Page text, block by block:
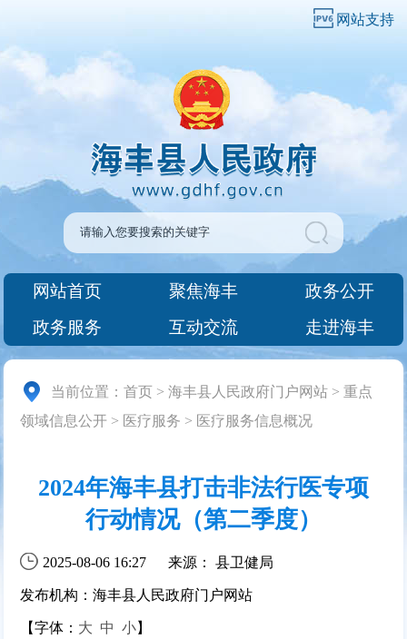
网站支持
网站首页 聚焦海丰
政务公开
政务服务
互动交流 走进海丰
当前位置：首页 >海丰县人民政府门户网站 >重点
领域信息公开 > 医疗服务 > 医疗服务信息概况
2024年海丰县打击非法行医专项
行动情况（第二季度）
2025-08-06 16:27 来源： 县卫健局
发布机构：海丰县人民政府门户网站
【字体： 大 中 小】